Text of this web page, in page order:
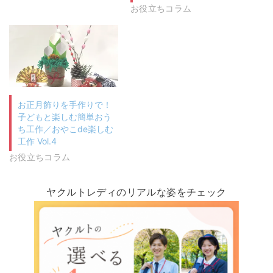
お役立ちコラム
お正月飾りを手作りで！
子どもと楽しむ簡単おう
ち工作／おやこde楽しむ
工作 Vol.4
お役立ちコラム
ヤクルトレディのリアルな姿をチェック